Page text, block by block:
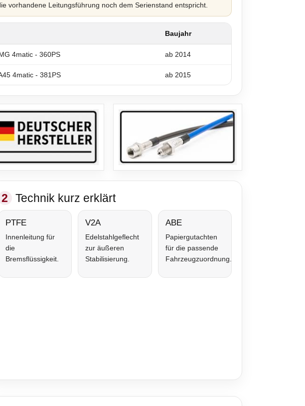
vorhandene Leitungsführung noch dem Serienstand entspricht.
Baujahr
4matic - 360PS ab 2014
4matic - 381PS ab 2015
2 Technik kurz erklärt
PTFE
Innenleitung für
die
Bremsflüssigkeit.
V2A
Edelstahlgeflecht
zur äußeren
Stabilisierung.
ABE
Papiergutachten
für die passende
Fahrzeugzuordnung.